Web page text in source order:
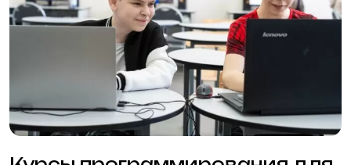
Карта сайта
Статьи
Сведения от образовательной организации
Правила приёма в образовательную
Политика конфиденциальности
Политика использования Cookie
Согласие на обработку персональных данных